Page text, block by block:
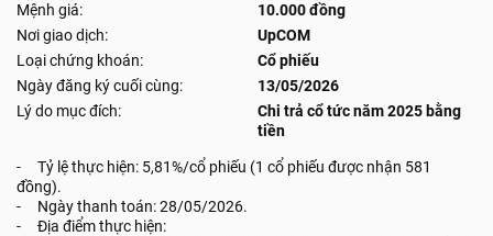
Mệnh giá:
10.000 đồng
Nơi giao dịch:
UpCOM
Loại chứng khoán:
Cổ phiếu
Ngày đăng ký cuối cùng:
13/05/2026
Lý do mục đích:
Chi trả cổ tức năm 2025 bằng
tiền
- Tỷ lệ thực hiện: 5,81%/cổ phiếu (1 cổ phiếu được nhận 581
đồng).
- Ngày thanh toán: 28/05/2026.
- Địa điểm thực hiện: